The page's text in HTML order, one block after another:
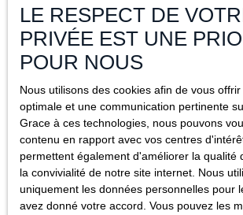
constituent, en aucun cas, une approbation
entre APPARTOIT et les sociétés éditrices
Dès lors, l’éditeur du présent site ne saurait
responsable de leurs contenus, leurs
ou tous éléments ou services présentés. En
présent site ne garantit pas la qualité
du contenu de ces sites.
Force majeure
cas de force majeure ou de faits
LE RESPECT DE
PRIVÉE EST UNE
POUR NOUS
Nous utilisons des cookies afin de vous
optimale et une communication pertinente
Grace à ces technologies, nous pouvons
contenu en rapport avec vos centres
permettent également d'améliorer la qualité
la convivialité de notre site internet. Nous
uniquement les données personnelles pour
avez donné votre accord. Vous pouvez les